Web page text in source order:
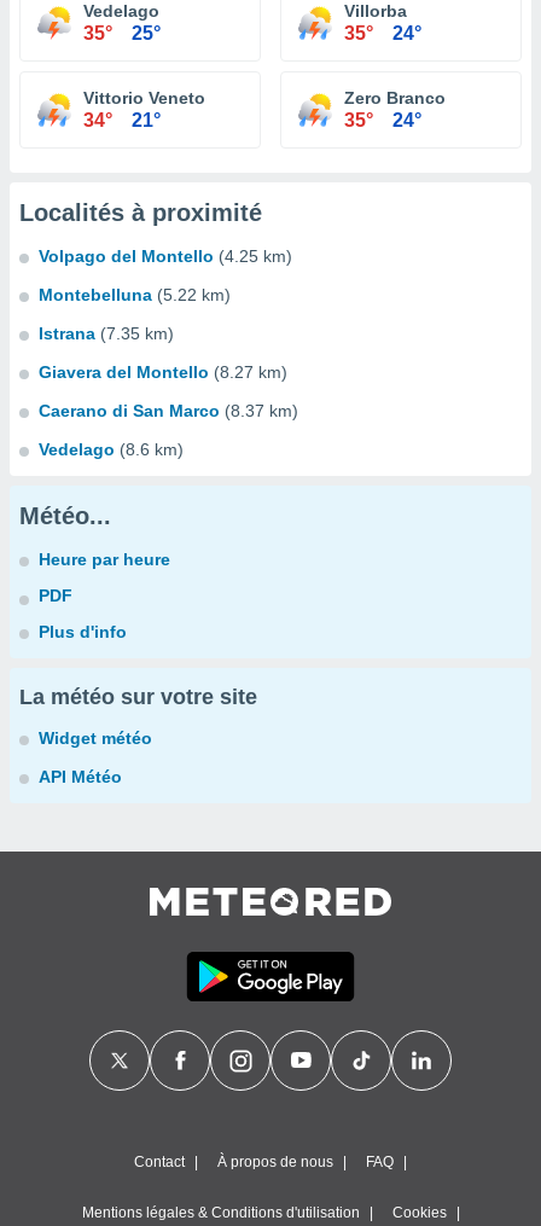
Vedelago
35° 25°
Villorba
35° 24°
Vittorio Veneto
34° 21°
Zero Branco
35° 24°
Localités à proximité
Volpago del Montello (4.25 km)
Montebelluna (5.22 km)
Istrana (7.35 km)
Giavera del Montello (8.27 km)
Caerano di San Marco (8.37 km)
Vedelago (8.6 km)
Météo...
Heure par heure
PDF
Plus d'info
La météo sur votre site
Widget météo
API Météo
Contact À propos de nous FAQ
Mentions légales & Conditions d'utilisation Cookies